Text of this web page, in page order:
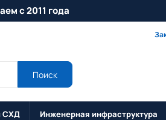
с 2011 года
Поиск
СХД Инженерная инфраструктура